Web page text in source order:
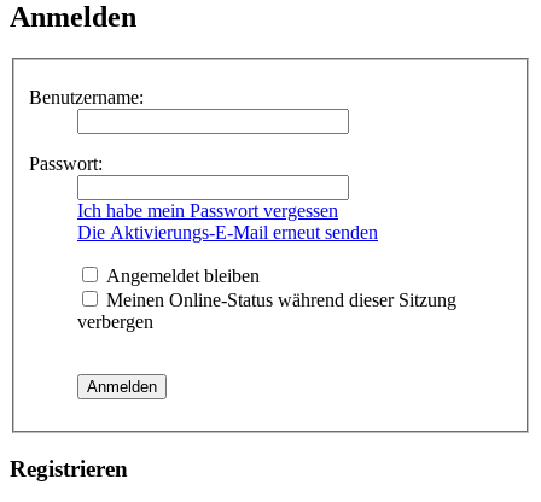
Anmelden
Benutzername:
Passwort:
Ich habe mein Passwort vergessen
Die Aktivierungs-E-Mail erneut senden
Angemeldet bleiben
Meinen Online-Status während dieser Sitzung
verbergen
Registrieren